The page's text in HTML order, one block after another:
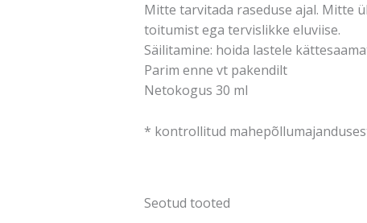
Mitte tarvitada raseduse ajal. Mitte
toitumist ega tervislikke eluviise.
Säilitamine: hoida lastele
Parim enne vt pakendilt
Netokogus 30 ml
* kontrollitud
Seotud tooted